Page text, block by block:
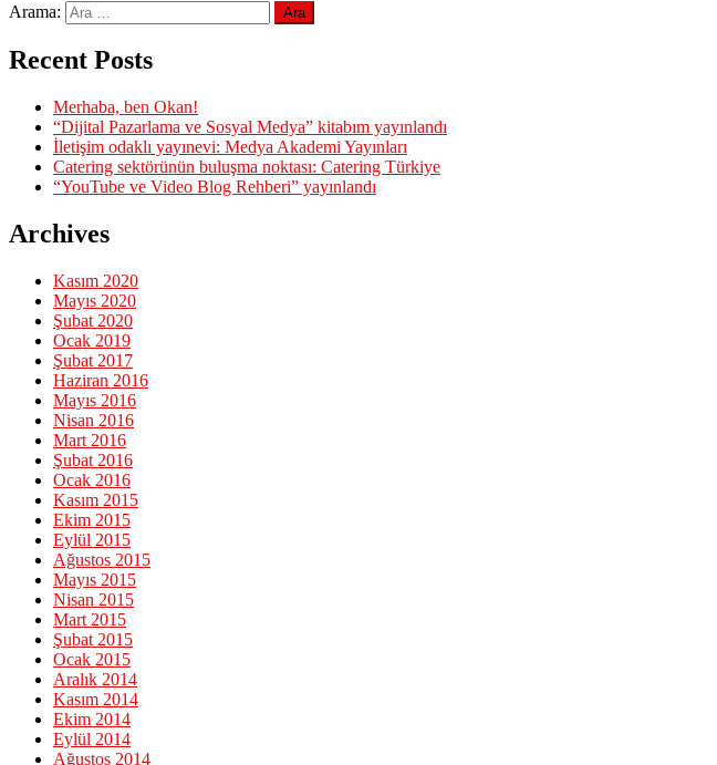
Arama:
Recent Posts
Merhaba, ben Okan!
“Dijital Pazarlama ve Sosyal Medya” kitabım yayınlandı
İletişim odaklı yayınevi: Medya Akademi Yayınları
Catering sektörünün buluşma noktası: Catering Türkiye
“YouTube ve Video Blog Rehberi” yayınlandı
Archives
Kasım 2020
Mayıs 2020
Şubat 2020
Ocak 2019
Şubat 2017
Haziran 2016
Mayıs 2016
Nisan 2016
Mart 2016
Şubat 2016
Ocak 2016
Kasım 2015
Ekim 2015
Eylül 2015
Ağustos 2015
Mayıs 2015
Nisan 2015
Mart 2015
Şubat 2015
Ocak 2015
Aralık 2014
Kasım 2014
Ekim 2014
Eylül 2014
Ağustos 2014